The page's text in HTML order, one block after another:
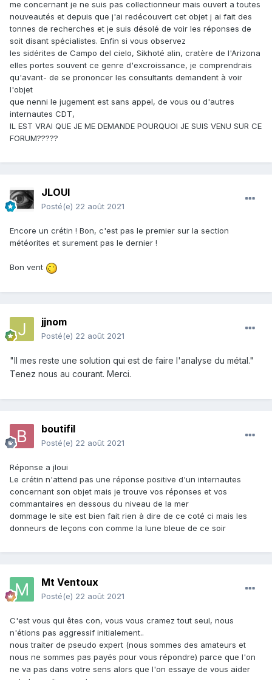
me concernant je ne suis pas collectionneur mais ouvert a toutes
nouveautés et depuis que j'ai redécouvert cet objet j ai fait des
tonnes de recherches et je suis désolé de voir les réponses de
soit disant spécialistes. Enfin si vous observez
les sidérites de Campo del cielo, Sikhoté alin, cratère de l'Arizona
elles portes souvent ce genre d'excroissance, je comprendrais
qu'avant- de se prononcer les consultants demandent à voir
l'objet
que nenni le jugement est sans appel, de vous ou d'autres
internautes CDT,
IL EST VRAI QUE JE ME DEMANDE POURQUOI JE SUIS VENU SUR CE
FORUM?????
JLOUI
Posté(e) 22 août 2021
Encore un crétin ! Bon, c'est pas le premier sur la section
météorites et surement pas le dernier !
Bon vent
jjnom
Posté(e) 22 août 2021
"Il mes reste une solution qui est de faire l'analyse du métal."
Tenez nous au courant. Merci.
boutifil
Posté(e) 22 août 2021
Réponse a jloui
Le crétin n'attend pas une réponse positive d'un internautes
concernant son objet mais je trouve vos réponses et vos
commantaires en dessous du niveau de la mer
dommage le site est bien fait rien à dire de ce coté ci mais les
donneurs de leçons con comme la lune bleue de ce soir
Mt Ventoux
Posté(e) 22 août 2021
C'est vous qui êtes con, vous vous cramez tout seul, nous
n'étions pas aggressif initialement..
nous traiter de pseudo expert (nous sommes des amateurs et
nous ne sommes pas payés pour vous répondre) parce que l'on
ne va pas dans votre sens alors que l'on essaye de vous aider